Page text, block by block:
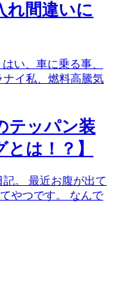
れ間違いに
い、車に乗る事、
イ私、燃料高騰気
テッパン装
は！？】
。 最近お腹が出て
やつです。 なんで